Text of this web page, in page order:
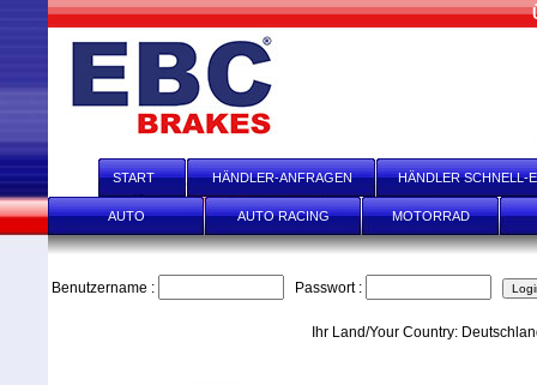
START HÄNDLER-ANFRAGEN HÄNDLER SCHNELL-
AUTO AUTO RACING MOTORRAD
Benutzername : Passwort :
Ihr Land/Your Country: